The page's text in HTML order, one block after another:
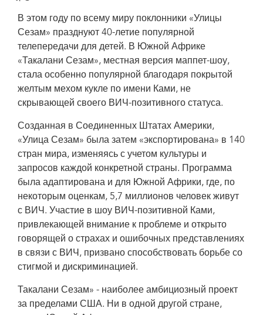
В этом году по всему миру поклонники «Улицы
Сезам» празднуют 40-летие популярной
телепередачи для детей. В Южной Африке
«Такалани Сезам», местная версия маппет-шоу,
стала особенно популярной благодаря покрытой
желтым мехом кукле по имени Ками, не
скрывающей своего ВИЧ-позитивного статуса.
Созданная в Соединенных Штатах Америки,
«Улица Сезам» была затем «экспортирована» в 140
стран мира, изменяясь с учетом культуры и
запросов каждой конкретной страны. Программа
была адаптирована и для Южной Африки, где, по
некоторым оценкам, 5,7 миллионов человек живут
с ВИЧ. Участие в шоу ВИЧ-позитивной Ками,
привлекающей внимание к проблеме и открыто
говорящей о страхах и ошибочных представлениях
в связи с ВИЧ, призвано способствовать борьбе со
стигмой и дискриминацией.
Такалани Сезам» - наиболее амбициозный проект
за пределами США. Ни в одной другой стране,